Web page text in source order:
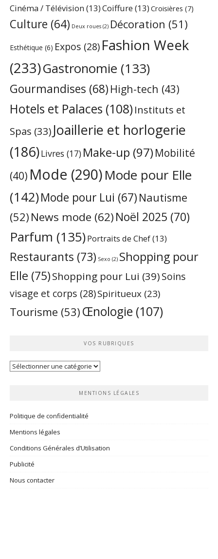
Cinéma / Télévision(13)Coiffure(13) Croisières (7)
Culture (64) Deux roues (2) Décoration (51)
Esthétique (6) Expos (28) Fashion Week
(233)Gastronomie (133)
Gourmandises (68) High-tech (43)
Hotels et Palaces (108) Instituts et
Spas (33) Joaillerie et horlogerie
(186)Livres (17) Make-up (97) Mobilité
(40) Mode (290)Mode pour Elle
(142)Mode pour Lui (67) Nautisme
(52) News mode (62)Noël 2025 (70)
Parfum (135)Portraits de Chef(13)
Restaurants (73) Sexo (2) Shopping pour
Elle (75)Shopping pour Lui (39)Soins
visage et corps (28)Spiritueux (23)
Tourisme (53) Œnologie (107)
VOS RUBRIQUES
Vos
MENTIONS LÉGALES
Politique de confidentialité
Mentions légales
Conditions Générales d’Utilisation
Publicité
Nous contacter